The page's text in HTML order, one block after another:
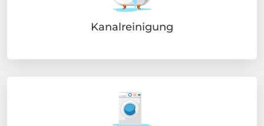
Kanalreinigung